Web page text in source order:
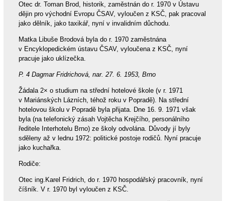
Otec dr. Toman Brod, historik, zaměstnán do r. 1970 v Ústavu
dějin pro východní Evropu ČSAV, vyloučen z KSČ, pak pracoval
jako dělník, jako taxikář, nyní v invalidním důchodu.
Matka Libuše Brodová byla do r. 1970 zaměstnána
v Encyklopedickém ústavu ČSAV, vyloučena z KSČ, nyní
pracuje jako uklízečka.
P. 4 Dagmar Fridrichová, nar. 27. 6. 1953, Brno
Žádala 2× o studium na střední hotelové škole (v r. 1971
v Mariánských Lázních, téhož roku v Popradě). Na střední
hotelovou školu v Popradě byla přijata. Dne 16. 9. 1971 však
byla (na telefonický zásah Vojtěcha Krejčího, personálního
ředitele Interhotelu Brno) ze školy odvolána. Důvody jí byly
sděleny až v lednu 1972: politické postoje rodičů. Nyní pracuje
jako kuchařka.
Rodiče:
Otec ing.Karel Fridrich, do r. 1970 hospodářský pracovník, nyní
číšník. V r. 1970 byl vyloučen z KSČ.